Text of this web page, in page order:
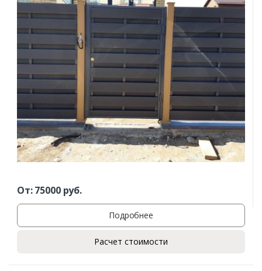
От:75000руб.
Подробнее
Расчет стоимости